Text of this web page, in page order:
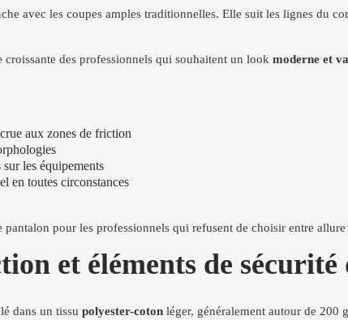
avec les coupes amples traditionnelles. Elle suit les lignes du
des professionnels qui souhaitent un look moderne et
aux zones de friction
les équipements
en toutes circonstances
pantalon pour les professionnels qui refusent de choisir entre
et éléments de
dans un tissu polyester-coton léger, généralement autour de 200